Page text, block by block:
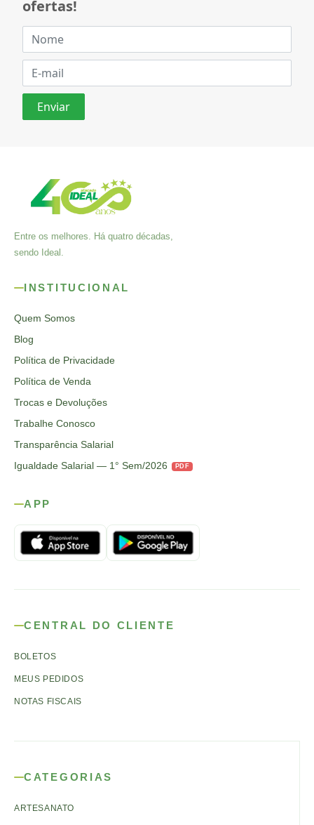
ofertas!
Entre os melhores. Há quatro décadas,
sendo Ideal.
INSTITUCIONAL
Quem Somos
Blog
Política de Privacidade
Política de Venda
Trocas e Devoluções
Trabalhe Conosco
Transparência Salarial
Igualdade Salarial — 1° Sem/2026
PDF
APP
CENTRAL DO CLIENTE
BOLETOS
MEUS PEDIDOS
NOTAS FISCAIS
CATEGORIAS
ARTESANATO